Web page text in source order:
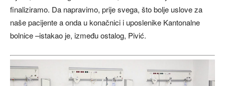
finaliziramo. Da napravimo, prije svega, što bolje uslove za
naše pacijente a onda u konačnici i uposlenike Kantonalne
bolnice –istakao je, između ostalog, Pivić.